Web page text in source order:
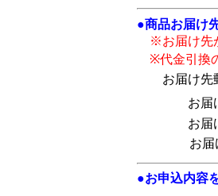
●商品お届け
※お届け先
※代金引換
お届け先
お届
お届
お届
●お申込内容